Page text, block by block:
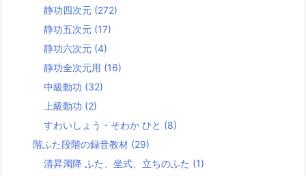
静功四次元 (272)
静功五次元 (17)
静功六次元 (4)
静功全次元用 (16)
中級動功 (32)
上級動功 (2)
すわいしょう・そわか ひと (8)
階ふた段階の録音教材 (29)
清昇濁降 ふた、坐式、立ちのふた (1)